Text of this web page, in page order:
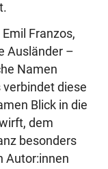
Franzos,
Ausländer –
Namen
diese
Blick in die
dem
besonders
Autor:innen